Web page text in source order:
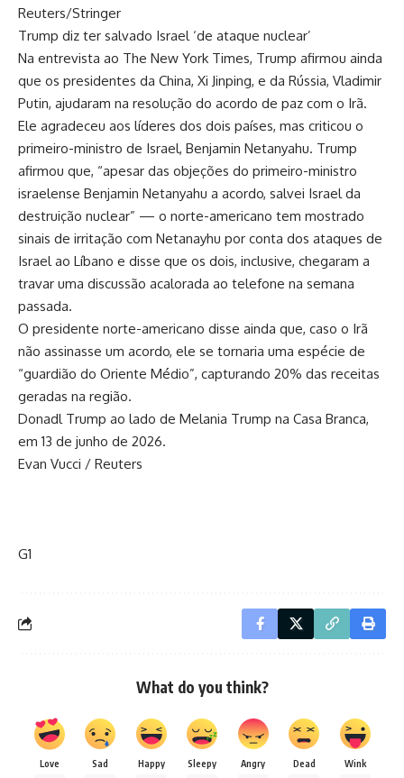
Reuters/Stringer
Trump diz ter salvado Israel ‘de ataque nuclear’
Na entrevista ao The New York Times, Trump afirmou ainda
que os presidentes da China, Xi Jinping, e da Rússia, Vladimir
Putin, ajudaram na resolução do acordo de paz com o Irã.
Ele agradeceu aos líderes dos dois países, mas criticou o
primeiro-ministro de Israel, Benjamin Netanyahu. Trump
afirmou que, “apesar das objeções do primeiro-ministro
israelense Benjamin Netanyahu a acordo, salvei Israel da
destruição nuclear” — o norte-americano tem mostrado
sinais de irritação com Netanayhu por conta dos ataques de
Israel ao Líbano e disse que os dois, inclusive, chegaram a
travar uma discussão acalorada ao telefone na semana
passada.
O presidente norte-americano disse ainda que, caso o Irã
não assinasse um acordo, ele se tornaria uma espécie de
“guardião do Oriente Médio”, capturando 20% das receitas
geradas na região.
Donadl Trump ao lado de Melania Trump na Casa Branca,
em 13 de junho de 2026.
Evan Vucci / Reuters
G1
What do you think?
Love Sad Happy Sleepy Angry Dead Wink